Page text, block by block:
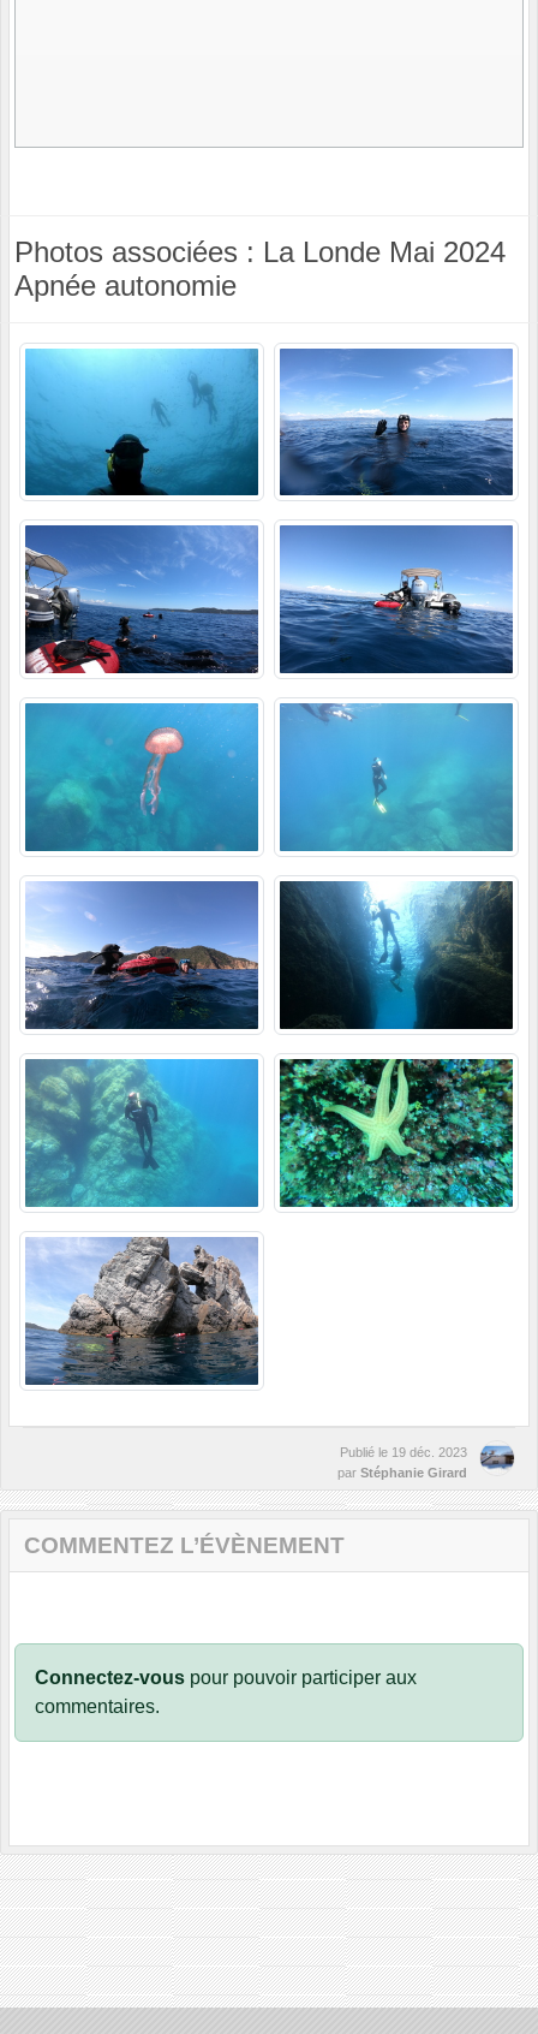
Photos associées : La Londe Mai 2024
Apnée autonomie
Publié le 19 déc. 2023
par Stéphanie Girard
COMMENTEZ L’ÉVÈNEMENT
Connectez-vous pour pouvoir participer aux
commentaires.